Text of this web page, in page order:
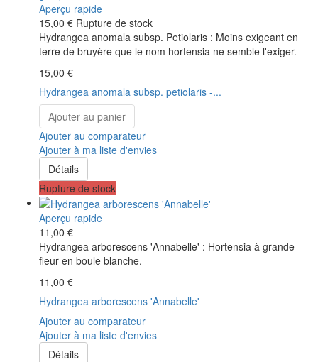
Aperçu rapide
15,00 € Rupture de stock
Hydrangea anomala subsp. Petiolaris : Moins exigeant en
terre de bruyère que le nom hortensia ne semble l'exiger.
15,00 €
Hydrangea anomala subsp. petiolaris -...
Ajouter au panier
Ajouter au comparateur
Ajouter à ma liste d'envies
Détails
Rupture de stock
Aperçu rapide
11,00 €
Hydrangea arborescens 'Annabelle' : Hortensia à grande
fleur en boule blanche.
11,00 €
Hydrangea arborescens 'Annabelle'
Ajouter au comparateur
Ajouter à ma liste d'envies
Détails